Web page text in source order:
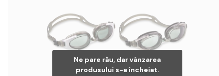
Ne pare rău, dar vânzarea
produsului s-a încheiat.